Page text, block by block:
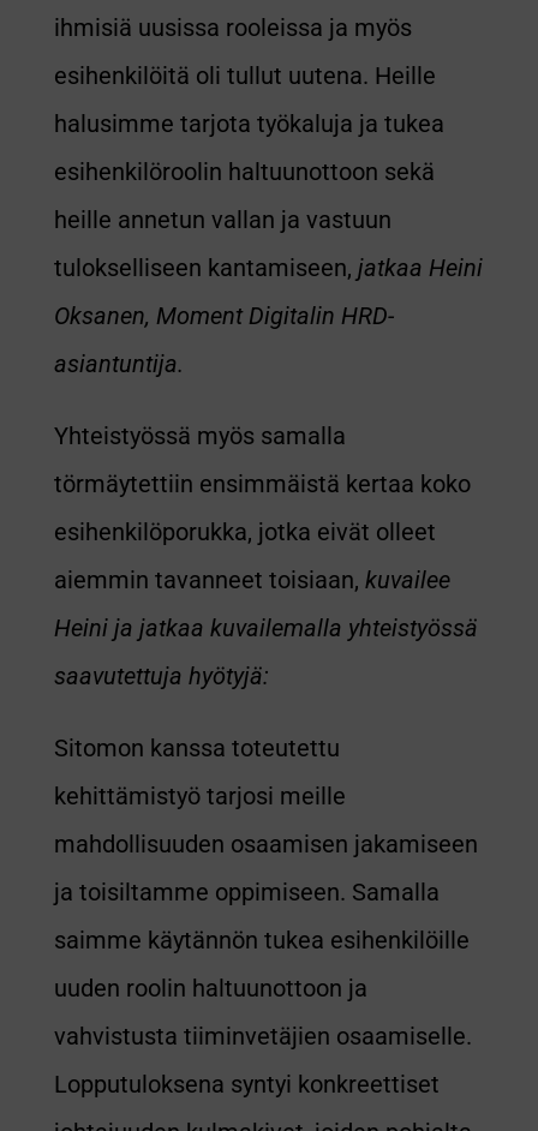
ihmisiä uusissa rooleissa ja myös
esihenkilöitä oli tullut uutena. Heille
halusimme tarjota työkaluja ja tukea
esihenkilöroolin haltuunottoon sekä
heille annetun vallan ja vastuun
tulokselliseen kantamiseen, jatkaa Heini
Oksanen, Moment Digitalin HRD-
asiantuntija.
Yhteistyössä myös samalla
törmäytettiin ensimmäistä kertaa koko
esihenkilöporukka, jotka eivät olleet
aiemmin tavanneet toisiaan, kuvailee
Heini ja jatkaa kuvailemalla yhteistyössä
saavutettuja hyötyjä:
Sitomon kanssa toteutettu
kehittämistyö tarjosi meille
mahdollisuuden osaamisen jakamiseen
ja toisiltamme oppimiseen. Samalla
saimme käytännön tukea esihenkilöille
uuden roolin haltuunottoon ja
vahvistusta tiiminvetäjien osaamiselle.
Lopputuloksena syntyi konkreettiset